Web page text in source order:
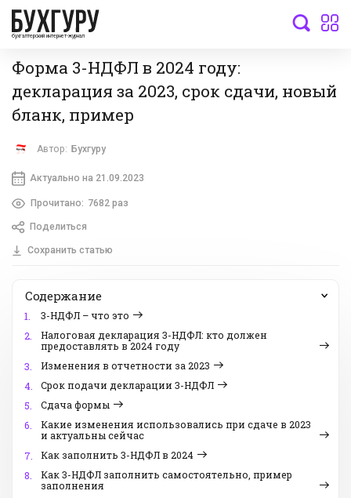
бухгалтерский интернет-журнал
Форма 3-НДФЛ в 2024 году:
декларация за 2023, срок сдачи, новый
бланк, пример
Автор: Бухгуру
Актуально на 21.09.2023
Прочитано: 7682 раз
Поделиться
Сохранить статью
Содержание
1.
3-НДФЛ – что это
2.
Налоговая декларация 3-НДФЛ: кто должен
предоставлять в 2024 году
3.
Изменения в отчетности за 2023
4.
Срок подачи декларации 3-НДФЛ
5.
Сдача формы
6.
Какие изменения использовались при сдаче в 2023
и актуальны сейчас
7.
Как заполнить 3-НДФЛ в 2024
8.
Как 3-НДФЛ заполнить самостоятельно, пример
заполнения